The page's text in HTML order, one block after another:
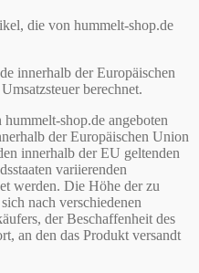
die von hummelt-shop.de
innerhalb der Europäischen
berechnet.
shop.de angeboten
der Europäischen Union
innerhalb der EU geltenden
variierenden
werden. Die Höhe der zu
nach verschiedenen
der Beschaffenheit des
an den das Produkt versandt